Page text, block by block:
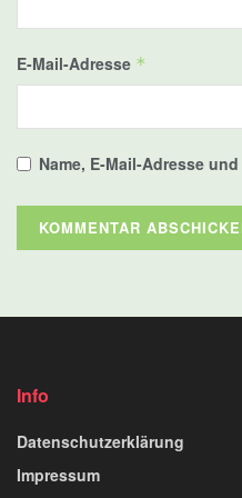
E-Mail-Adresse *
Name, E-Mail-Adresse
Info
Datenschutzerklärung
Impressum